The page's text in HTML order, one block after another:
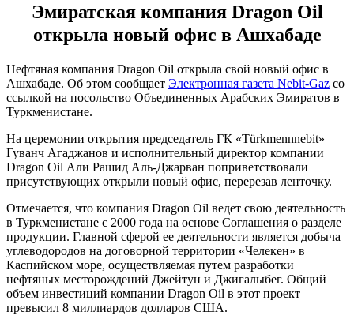
Эмиратская компания Dragon Oil
открыла новый офис в Ашхабаде
Нефтяная компания Dragon Oil открыла свой новый офис в
Ашхабаде. Об этом сообщает Электронная газета Nebit-Gaz со
ссылкой на посольство Объединенных Арабских Эмиратов в
Туркменистане.
На церемонии открытия председатель ГК «Türkmennnebit»
Гуванч Агаджанов и исполнительный директор компании
Dragon Oil Али Рашид Аль-Джарван поприветствовали
присутствующих открыли новый офис, перерезав ленточку.
Отмечается, что компания Dragon Oil ведет свою деятельность
в Туркменистане с 2000 года на основе Соглашения о разделе
продукции. Главной сферой ее деятельности является добыча
углеводородов на договорной территории «Челекен» в
Каспийском море, осуществляемая путем разработки
нефтяных месторождений Джейтун и Джигалыбег. Общий
объем инвестиций компании Dragon Oil в этот проект
превысил 8 миллиардов долларов США.